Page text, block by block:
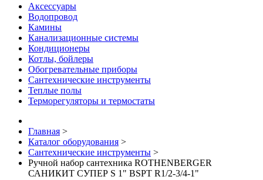
Аксессуары
Водопровод
Камины
Канализационные системы
Кондиционеры
Котлы, бойлеры
Обогревательные приборы
Сантехнические инструменты
Теплые полы
Терморегуляторы и термостаты
Главная >
Каталог оборудования >
Сантехнические инструменты >
Ручной набор сантехника ROTHENBERGER
САНИКИТ СУПЕР S 1" BSPT R1/2-3/4-1"